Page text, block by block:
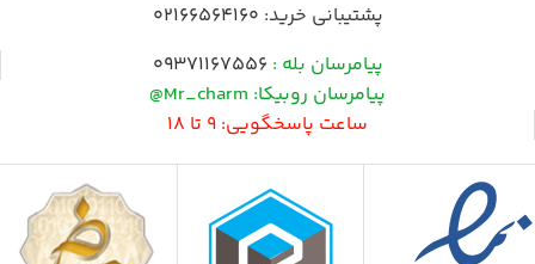
پشتیبانی خرید: 02166564160
پیامرسان بله : 09371167556
پیامرسان روبیکا: Mr_charm@
ساعت پاسخگویی: 9 تا 18